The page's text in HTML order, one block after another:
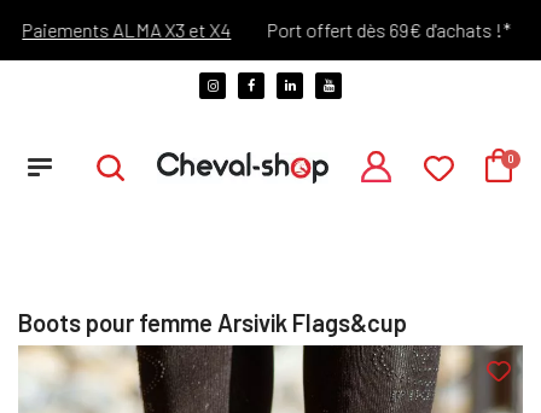
Paiements ALMA X3 et X4 Port offert dès 69€ d'achats !*
Boots pour femme Arsivik Flags&cup